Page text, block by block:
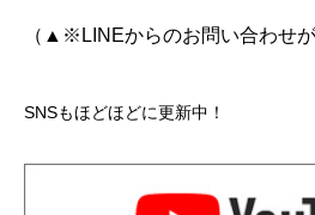
（▲※LINEからのお問い合わせが
SNSもほどほどに更新中！